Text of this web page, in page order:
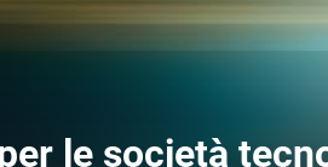
le società